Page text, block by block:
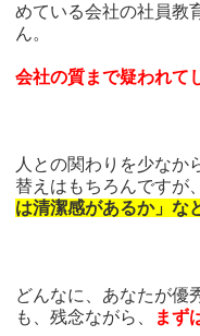
めている会社の社員教
ん。
会社の質まで疑われて
人との関わりを少なか
替えはもちろんですが、
は清潔感があるか」な
どんなに、あなたが優
も、残念ながら、
まず